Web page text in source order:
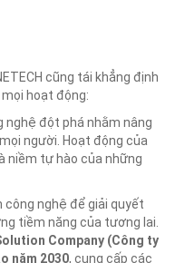
cũng tái khẳng định
hoạt động:
nghệ đột phá nhằm nâng
người. Hoạt động của
niềm tự hào của những
công nghệ để giải quyết
tiềm năng của tương lai.
Company (Công ty
năm 2030, cung cấp các